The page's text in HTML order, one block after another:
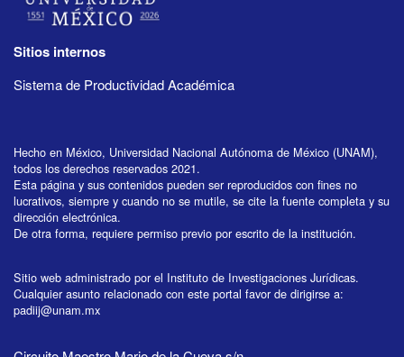
Sitios internos
Sistema de Productividad Académica
Hecho en México, Universidad Nacional Autónoma de México (UNAM),
todos los derechos reservados 2021.
Esta página y sus contenidos pueden ser reproducidos con fines no
lucrativos, siempre y cuando no se mutile, se cite la fuente completa y su
dirección electrónica.
De otra forma, requiere permiso previo por escrito de la institución.
Sitio web administrado por el Instituto de Investigaciones Jurídicas.
Cualquier asunto relacionado con este portal favor de dirigirse a:
padiij@unam.mx